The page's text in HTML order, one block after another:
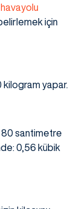
havayolu
için
kilogram yapar.
80 santimetre
0,56 kübik